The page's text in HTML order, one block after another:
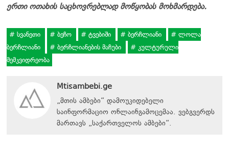
ერთი ოთახის საცხოვრებლად მოწყობას მოხმარდება.
სვანეთი ბეჩო ტვებიში ბერჩლიანი
ლოლა
ბერჩლიანი
ბერჩლიანების მაჩუბი
კულტურული
მემკვიდრეობა
Mtisambebi.ge
„მთის ამბები“ დამოუკიდებელი
საინფორმაციო ონლაინგამოცემაა. ვებგვერდს
მართავს „საქართველოს ამბები“.